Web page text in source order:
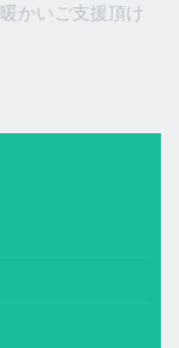
かいご支援頂け